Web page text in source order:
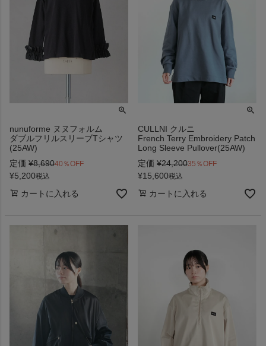
nunuforme ヌヌフォルム
ダブルフリルスリーブTシャツ
(25AW)
定価 ¥8,69040％OFF
¥5,200税込
カートに入れる
CULLNI クルニ
French Terry Embroidery Patch
Long Sleeve Pullover(25AW)
定価 ¥24,20035％OFF
¥15,600税込
カートに入れる